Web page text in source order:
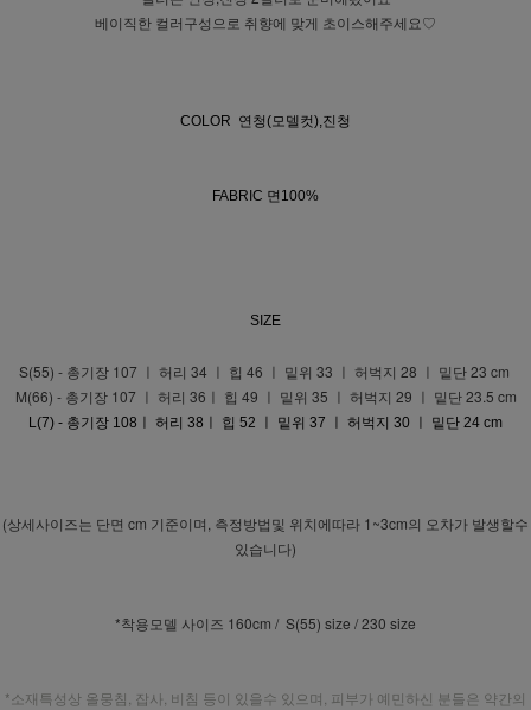
베이직한 컬러구성으로 취향에 맞게 초이스해주세요♡
COLOR 연청(모델컷),진청
FABRIC 면100%
SIZE
S(55) - 총기장 107 ㅣ 허리 34 ㅣ 힙 46 ㅣ 밑위 33 ㅣ 허벅지 28 ㅣ 밑단 23 cm
M(66) - 총기장 107 ㅣ 허리 36ㅣ 힙 49 ㅣ 밑위 35 ㅣ 허벅지 29 ㅣ 밑단 23.5 cm
L(7) - 총기장 108ㅣ 허리 38ㅣ 힙 52 ㅣ 밑위 37 ㅣ 허벅지 30 ㅣ 밑단 24 cm
(상세사이즈는 단면 cm 기준이며, 측정방법및 위치에따라 1~3cm의 오차가 발생할수
있습니다)
*착용모델 사이즈 160cm / S(55) size / 230 size
*소재특성상 올뭉침, 잡사, 비침 등이 있을수 있으며, 피부가 예민하신 분들은 약간의